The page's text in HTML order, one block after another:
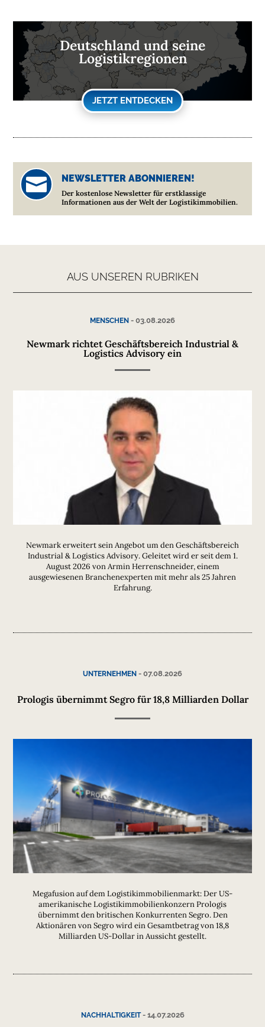
Deutschland und seine
Logistikregionen
JETZT ENTDECKEN
 NEWSLETTER ABONNIEREN!
Der kostenlose Newsletter für erstklassige
Informationen aus der Welt der Logistikimmobilien.
AUS UNSEREN RUBRIKEN
MENSCHEN - 03.08.2026
Newmark richtet Geschäftsbereich Industrial &
Logistics Advisory ein
Newmark erweitert sein Angebot um den Geschäftsbereich
Industrial & Logistics Advisory. Geleitet wird er seit dem 1.
August 2026 von Armin Herrenschneider, einem
ausgewiesenen Branchenexperten mit mehr als 25 Jahren
Erfahrung.
UNTERNEHMEN - 07.08.2026
Prologis übernimmt Segro für 18,8 Milliarden Dollar
Megafusion auf dem Logistikimmobilienmarkt: Der US-
amerikanische Logistikimmobilienkonzern Prologis
übernimmt den britischen Konkurrenten Segro. Den
Aktionären von Segro wird ein Gesamtbetrag von 18,8
Milliarden US-Dollar in Aussicht gestellt.
NACHHALTIGKEIT- 14.07.2026